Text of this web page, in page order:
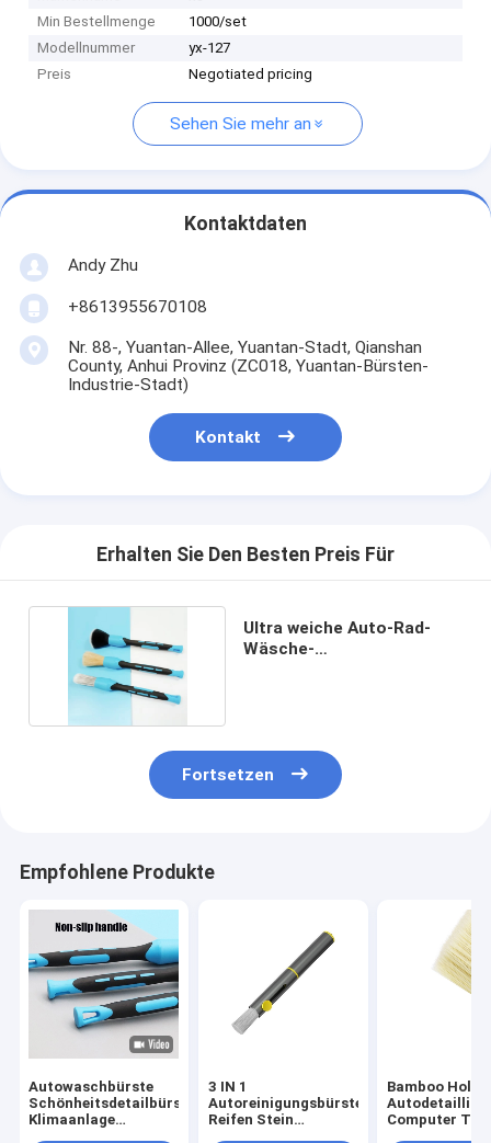
Min Bestellmenge
1000/set
Modellnummer
yx-127
Preis
Negotiated pricing
Sehen Sie mehr an
Kontaktdaten
Andy Zhu
+8613955670108
Nr. 88-, Yuantan-Allee, Yuantan-Stadt, Qianshan
County, Anhui Provinz (ZC018, Yuantan-Bürsten-
Industrie-Stadt)
Kontakt
Erhalten Sie Den Besten Preis Für
Ultra weiche Auto-Rad-
Wäsche-
Fortsetzen
Empfohlene Produkte
Autowaschbürste
Schönheitsdetailbürste
Klimaanlage
3 IN 1
Autoreinigungsbürste
Reifen Stein
Bamboo Holz
Computer